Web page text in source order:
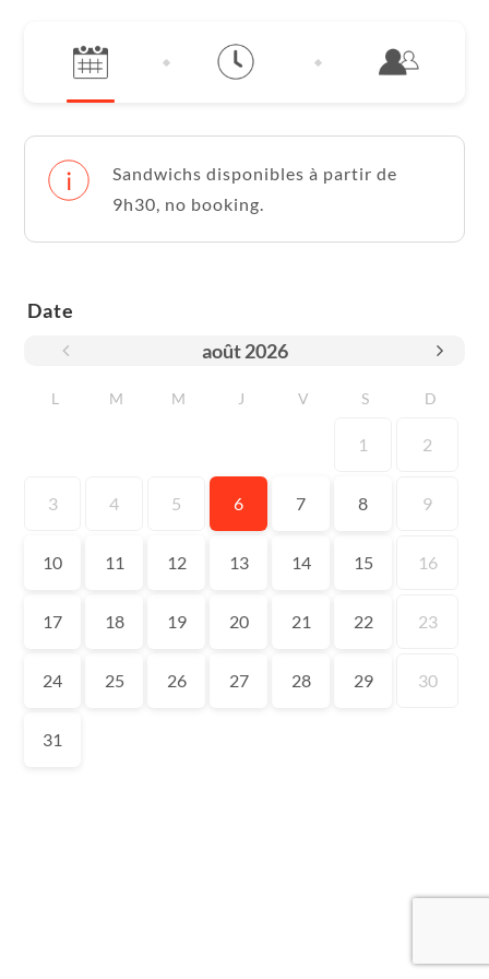
Sandwichs disponibles à partir de
9h30, no booking.
Date
août 2026
L M M J V S D
1 2
3 4 5 6 7 8 9
10 11 12 13 14 15 16
17 18 19 20 21 22 23
24 25 26 27 28 29 30
31